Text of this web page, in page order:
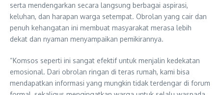
serta mendengarkan secara langsung berbagai aspirasi,
keluhan, dan harapan warga setempat. Obrolan yang cair dan
penuh kehangatan ini membuat masyarakat merasa lebih
dekat dan nyaman menyampaikan pemikirannya.
“Komsos seperti ini sangat efektif untuk menjalin kedekatan
emosional. Dari obrolan ringan di teras rumah, kami bisa
mendapatkan informasi yang mungkin tidak terdengar di forum